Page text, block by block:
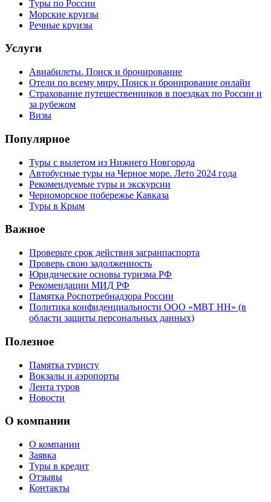
Туры по России
Морские круизы
Речные круизы
Услуги
Авиабилеты. Поиск и бронирование
Отели по всему миру. Поиск и бронирование онлайн
Страхование путешественников в поездках по России и
за рубежом
Визы
Популярное
Туры с вылетом из Нижнего Новгорода
Автобусные туры на Черное море. Лето 2024 года
Рекомендуемые туры и экскурсии
Черноморское побережье Кавказа
Туры в Крым
Важное
Проверьте срок действия загранпаспорта
Проверь свою задолженность
Юридические основы туризма РФ
Рекомендации МИД РФ
Памятка Роспотребнадзора России
Политика конфиденциальности ООО «МВТ НН» (в
области защиты персональных данных)
Полезное
Памятка туристу
Вокзалы и аэропорты
Лента туров
Новости
О компании
О компании
Заявка
Туры в кредит
Отзывы
Контакты